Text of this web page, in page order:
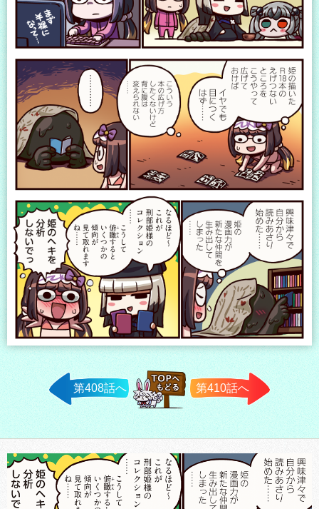
第408話へ
TOPへ戻
る
第410話へ